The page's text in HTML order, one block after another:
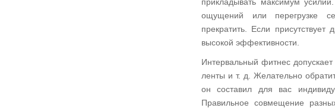
ощущений или перегрузке
прекратить. Если
высокой эффективности.
Интервальный фитнес допускает
ленты и т. д. Желательно
он составил для вас
Правильное совмещение